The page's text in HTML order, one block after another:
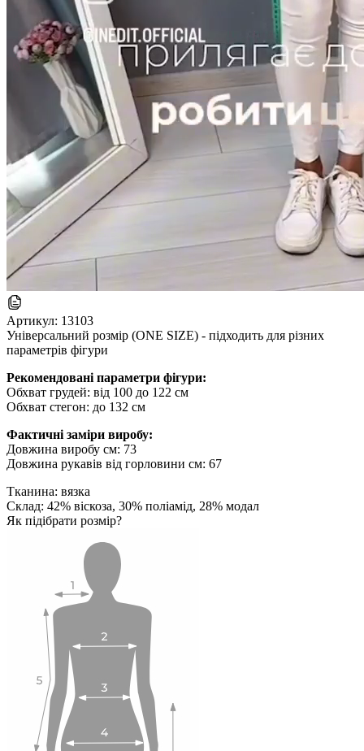
Артикул: 13103
Універсальний розмір (ONE SIZE) - підходить для різних
параметрів фігури
Рекомендовані параметри фігури:
Обхват грудей: від 100 до 122 см
Обхват стегон: до 132 см
Фактичні заміри виробу:
Довжина виробу см: 73
Довжина рукавів від горловини см: 67
Тканина: вязка
Склад: 42% віскоза, 30% поліамід, 28% модал
Як підібрати розмір?